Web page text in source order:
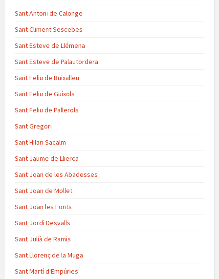
Sant Antoni de Calonge
Sant Climent Sescebes
Sant Esteve de Llémena
Sant Esteve de Palautordera
Sant Feliu de Buixalleu
Sant Feliu de Guíxols
Sant Feliu de Pallerols
Sant Gregori
Sant Hilari Sacalm
Sant Jaume de Llierca
Sant Joan de les Abadesses
Sant Joan de Mollet
Sant Joan les Fonts
Sant Jordi Desvalls
Sant Julià de Ramis
Sant Llorenç de la Muga
Sant Martí d'Empúries